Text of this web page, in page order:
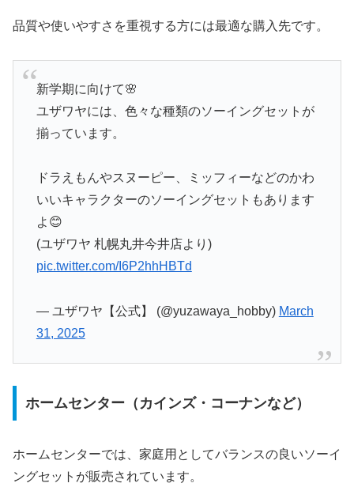
品質や使いやすさを重視する方には最適な購入先です。
新学期に向けて🌸
ユザワヤには、色々な種類のソーイングセットが
揃っています。
ドラえもんやスヌーピー、ミッフィーなどのかわ
いいキャラクターのソーイングセットもあります
よ😊
(ユザワヤ 札幌丸井今井店より)
pic.twitter.com/I6P2hhHBTd
— ユザワヤ【公式】 (@yuzawaya_hobby) March
31, 2025
ホームセンター（カインズ・コーナンなど）
ホームセンターでは、家庭用としてバランスの良いソーイ
ングセットが販売されています。